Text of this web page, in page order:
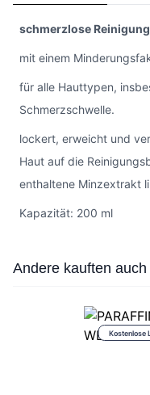
schmerzlose
mit einem
für alle Hauttypen,
Schmerzschwelle.
lockert, erweicht und
Haut auf die
enthaltene Minzextrakt
Kapazität: 200 ml
Press to skip carousel
Andere kauften auch
Kostenlose